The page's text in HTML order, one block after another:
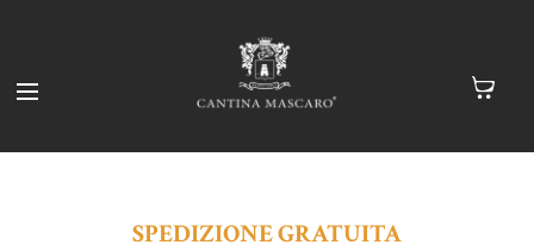
SPEDIZIONE GRATUITA